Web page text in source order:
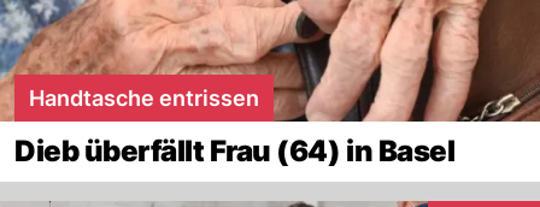
Handtasche entrissen
Dieb überfällt Frau (64) in Basel